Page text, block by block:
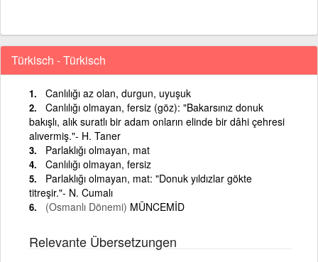
Türkisch - Türkisch
Canlılığı az olan, durgun, uyuşuk
Canlılığı olmayan, fersiz (göz): "Bakarsınız donuk
bakışlı, alık suratlı bir adam onların elinde bir dâhi çehresi
alıvermiş."- H. Taner
Parlaklığı olmayan, mat
Canlılığı olmayan, fersiz
Parlaklığı olmayan, mat: "Donuk yıldızlar gökte
titreşir."- N. Cumalı
(Osmanlı Dönemi) MÜNCEMİD
Relevante Übersetzungen